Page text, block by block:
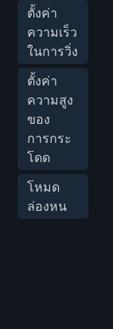
ตั้งค่า
ความเร็ว
ในการวิ่ง
ตั้งค่า
ความสูง
ของ
การกระ
โดด
โหมด
ล่องหน